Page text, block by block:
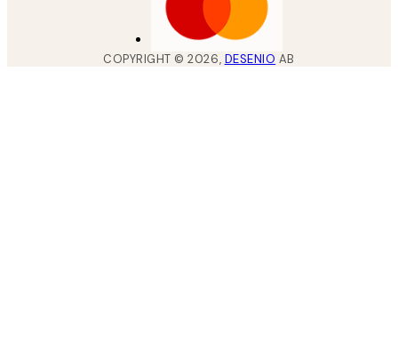
COPYRIGHT ©2026, DESENIO AB